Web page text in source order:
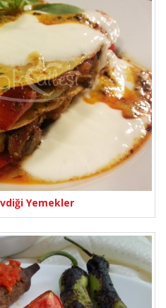
Yemekler